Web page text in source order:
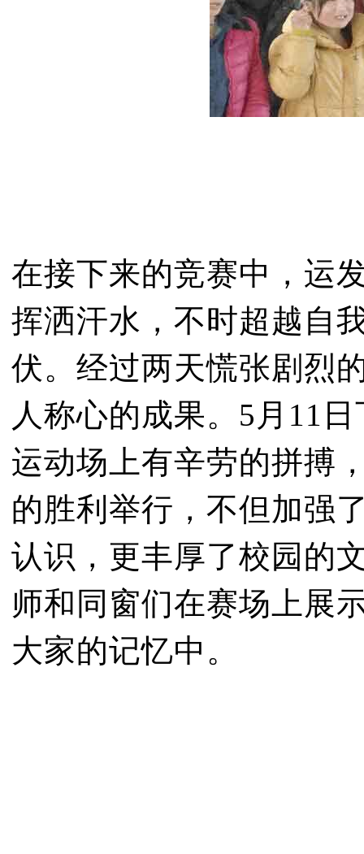
在接下来的竞赛中，运
挥洒汗水，不时超越自
伏。经过两天慌张剧烈
人称心的成果。5月11
运动场上有辛劳的拼搏
的胜利举行，不但加强
认识，更丰厚了校园的
师和同窗们在赛场上展
大家的记忆中。